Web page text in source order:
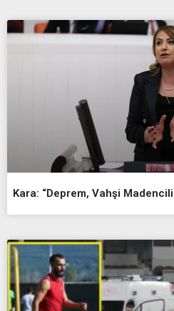
Kara: “Deprem, Vahşi